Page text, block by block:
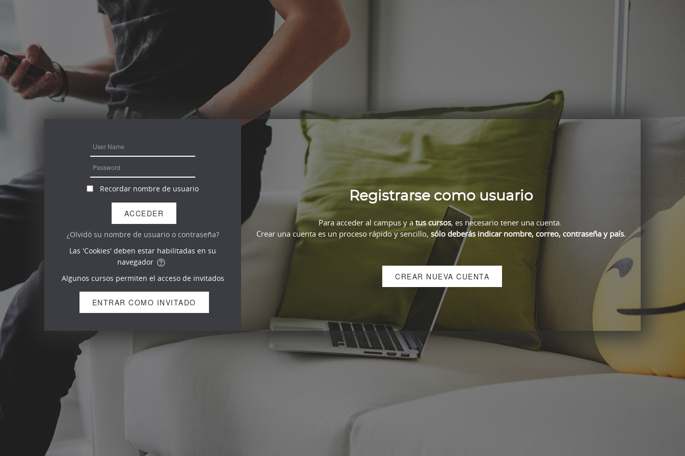
Recordar nombre de usuario
¿Olvidó su nombre de usuario o contraseña?
Las 'Cookies' deben estar habilitadas en su
navegador
Algunos cursos permiten el acceso de invitados
Registrarse como usuario
Para acceder al campus y a tus cursos, es necesario tener una cuenta.
Crear una cuenta es un proceso rápido y sencillo, sólo deberás indicar nombre, correo, contraseña y país.